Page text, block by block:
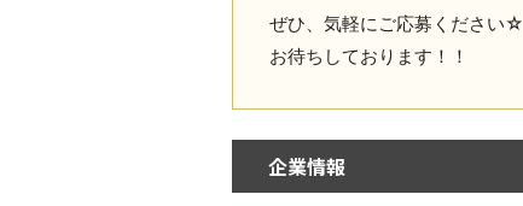
ぜひ、気軽にご応募ください☆
お待ちしております！！
企業情報